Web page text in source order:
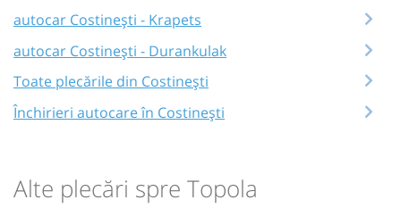
autocar Costinești - Krapets
autocar Costinești - Durankulak
Toate plecările din Costinești
Închirieri autocare în Costinești
Alte plecări spre Topola